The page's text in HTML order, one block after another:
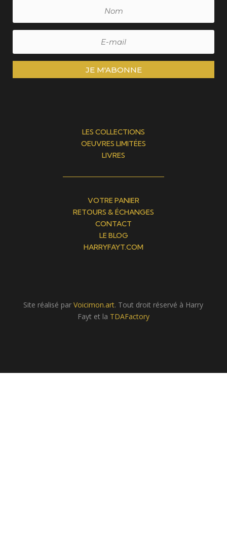
JE M'ABONNE
LES COLLECTIONS
OEUVRES LIMITÉES
LIVRES
VOTRE PANIER
RETOURS & ÉCHANGES
CONTACT
LE BLOG
HARRYFAYT.COM
Site réalisé parVoicimon.art. Tout droit réservé à Harry
Fayt et la TDAFactory